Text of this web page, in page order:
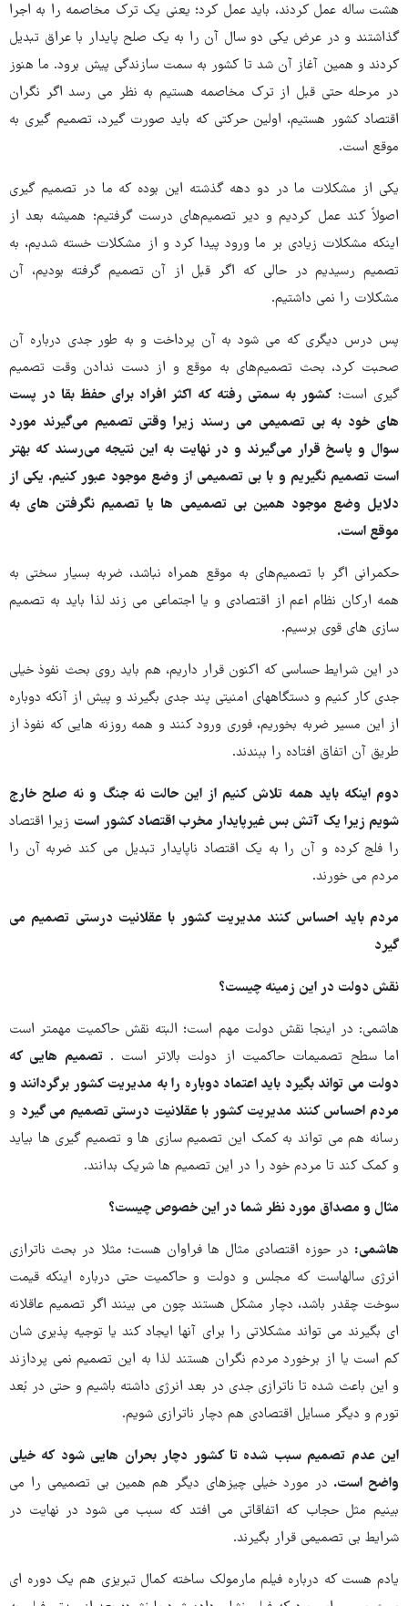
هشت ساله عمل کردند، باید عمل کرد؛ یعنی یک ترک مخاصمه را به اجرا
گذاشتند و در عرض یکی دو سال آن را به یک صلح پایدار با عراق تبدیل
کردند و همین آغاز آن شد تا کشور به سمت سازندگی پیش برود. ما هنوز
در مرحله حتی قبل از ترک مخاصمه هستیم به نظر می رسد اگر نگران
اقتصاد کشور هستیم، اولین حرکتی که باید صورت گیرد، تصمیم گیری به
موقع است.
یکی از مشکلات ما در دو دهه گذشته این بوده که ما در تصمیم گیری
اصولاً کند عمل کردیم و دیر تصمیم‌های درست گرفتیم؛ همیشه بعد از
اینکه مشکلات زیادی بر ما ورود پیدا کرد و از مشکلات خسته شدیم، به
تصمیم رسیدیم در حالی که اگر قبل از آن تصمیم گرفته بودیم، آن
مشکلات را نمی داشتیم.
پس درس دیگری که می شود به آن پرداخت و به طور جدی درباره آن
صحبت کرد، بحث تصمیم‌های به موقع و از دست ندادن وقت تصمیم
گیری است؛کشور به سمتی رفته که اکثر افراد برای حفظ بقا در پست‌
های خود به بی تصمیمی می رسند زیرا وقتی تصمیم می‌گیرند مورد
سوال و پاسخ قرار می‌گیرند و در نهایت به این نتیجه می‌رسند که بهتر
است تصمیم نگیریم و با بی تصمیمی از وضع موجود عبور کنیم. یکی از
دلایل وضع موجود همین بی تصمیمی ها یا تصمیم نگرفتن های به
موقع است.
حکمرانی اگر با تصمیم‌های به موقع همراه نباشد، ضربه بسیار سختی به
همه ارکان نظام اعم از اقتصادی و یا اجتماعی می زند لذا باید به تصمیم
سازی های قوی برسیم.
در این شرایط حساسی که اکنون قرار داریم، هم باید روی بحث نفوذ خیلی
جدی کار کنیم و دستگاههای امنیتی پند جدی بگیرند و پیش از آنکه دوباره
از این مسیر ضربه بخوریم، فوری ورود کنند و همه روزنه هایی که نفوذ از
طریق آن اتفاق افتاده را ببندند.
دوم اینکه باید همه تلاش کنیم از این حالت نه جنگ و نه صلح خارج
شویم زیرا یک آتش بس غیرپایدار مخرب اقتصاد کشور است زیرا اقتصاد
را فلج کرده و آن را به یک اقتصاد ناپایدار تبدیل می کند ضربه آن را
مردم می خورند.
مردم باید احساس کنند مدیریت کشور با عقلانیت درستی تصمیم می
گیرد
نقش دولت در این زمینه چیست؟
هاشمی: در اینجا نقش دولت مهم است؛ البته نقش حاکمیت مهمتر است
اما سطح تصمیمات حاکمیت از دولت بالاتر است .تصمیم هایی که
دولت می تواند بگیرد باید اعتماد دوباره را به مدیریت کشور برگردانند و
مردم احساس کنند مدیریت کشور با عقلانیت درستی تصمیم می گیرد و
رسانه هم می تواند به کمک این تصمیم سازی ها و تصمیم گیری ها بیاید
و کمک کند تا مردم خود را در این تصمیم ها شریک بدانند.
مثال و مصداق مورد نظر شما در این خصوص چیست؟
هاشمی: در حوزه اقتصادی مثال ها فراوان هست؛ مثلا در بحث ناترازی
انرژی سالهاست که مجلس و دولت و حاکمیت حتی درباره اینکه قیمت
سوخت چقدر باشد، دچار مشکل هستند چون می بینند اگر تصمیم عاقلانه
ای بگیرند می تواند مشکلاتی را برای آنها ایجاد کند یا توجیه پذیری شان
کم است یا از برخورد مردم نگران هستند لذا به این تصمیم نمی پردازند
و این باعث شده تا ناترازی جدی در بعد انرژی داشته باشیم و حتی در بُعد
تورم و دیگر مسایل اقتصادی هم دچار ناترازی شویم.
این عدم تصمیم سبب شده تا کشور دچار بحران هایی شود که خیلی
واضح است. در مورد خیلی چیزهای دیگر هم همین بی تصمیمی را می
بینیم مثل حجاب که اتفاقاتی می افتد که سبب می شود در نهایت در
شرایط بی تصمیمی قرار بگیرند.
یادم هست که درباره فیلم مارمولک ساخته کمال تبریزی هم یک دوره ای